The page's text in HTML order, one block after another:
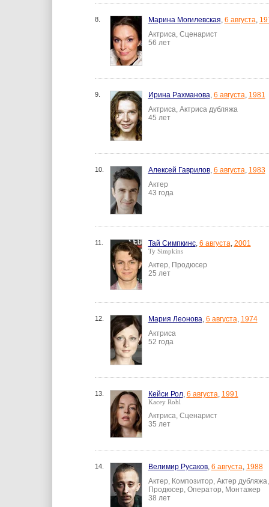
8. Марина Могилевская, 6 августа,
Актриса, Сценарист
56 лет
9. Ирина Рахманова, 6 августа, 1981
Актриса, Актриса дубляжа
45 лет
10. Алексей Гаврилов, 6 августа, 1983
Актер
43 года
11. Тай Симпкинс, 6 августа, 2001
Ty Simpkins
Актер, Продюсер
25 лет
12. Мария Леонова, 6 августа, 1974
Актриса
52 года
13. Кейси Рол, 6 августа, 1991
Kacey Rohl
Актриса, Сценарист
35 лет
14. Велимир Русаков, 6 августа, 1988
Актер, Композитор, Актер
Продюсер, Оператор, Монтажер
38 лет